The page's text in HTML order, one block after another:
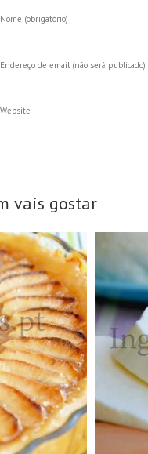
Nome (obrigatório)
Endereço de email (não será publicado)
Website
vais gostar